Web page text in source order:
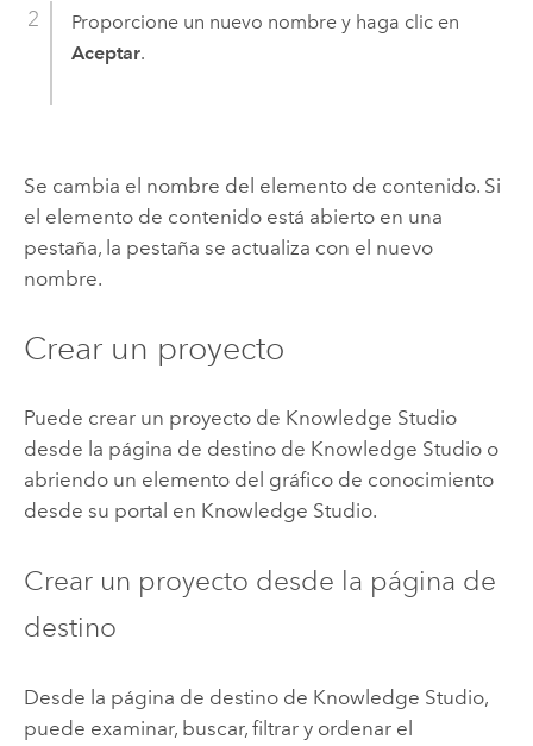
Proporcione un nuevo nombre y haga clic en
Aceptar.
Se cambia el nombre del elemento de contenido. Si
el elemento de contenido está abierto en una
pestaña, la pestaña se actualiza con el nuevo
nombre.
Crear un proyecto
Puede crear un proyecto de Knowledge Studio
desde la página de destino de Knowledge Studioo
abriendo un elemento del gráfico de conocimiento
desde su portal en Knowledge Studio.
Crear un proyecto desde la página de
destino
Desde la página de destino de Knowledge Studio,
puede examinar, buscar, filtrar y ordenar el